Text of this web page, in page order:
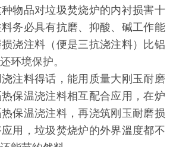
物品对垃圾焚烧炉的内衬损害十
务必具有抗磨、抑酸、碱工作能
浇注料（便是三抗浇注料）比铝
环境保护。
注料得话，能用质量大刚玉耐磨
保温浇注料相互配合应用，在炉
保温浇注料，再浇筑刚玉耐磨损
用，垃圾焚烧炉的外界溫度都不